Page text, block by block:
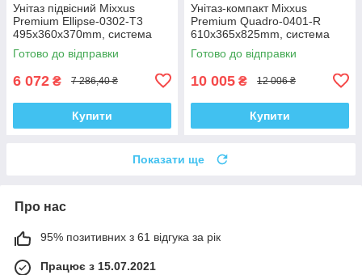
Унітаз підвісний Mixxus
Premium Ellipse-0302-T3
495x360x370mm, система
змиву Tornado 3.0 (MP6462)
Готово до відправки
6 072 ₴ 7 286,40 ₴
Купити
Унітаз-компакт Mixxus
Premium Quadro-0401-R
610x365x825mm, система
змиву RIMLESS (MP6457)
Готово до відправки
10 005 ₴ 12 006 ₴
Купити
Показати ще
Про нас
95% позитивних з 61 відгука за рік
Працює з 15.07.2021